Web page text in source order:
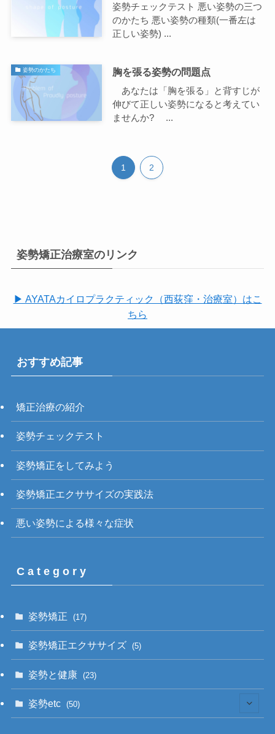
姿勢チェックテスト 悪い姿勢の三つ
のかたち 悪い姿勢の種類(一番左は
正しい姿勢) ...
姿勢のかたち 胸を張る姿勢の問題点
あなたは「胸を張る」と背すじが
伸びて正しい姿勢になると考えてい
ませんか? ...
1 2
姿勢矯正治療室のリンク
▶ AYATAカイロプラクティック（西荻窪・治療室）はこ
ちら
おすすめ記事
矯正治療の紹介
姿勢チェックテスト
姿勢矯正をしてみよう
姿勢矯正エクササイズの実践法
悪い姿勢による様々な症状
C a t e g o r y
姿勢矯正 (17)
姿勢矯正エクササイズ (5)
姿勢と健康 (23)
姿勢etc (50)